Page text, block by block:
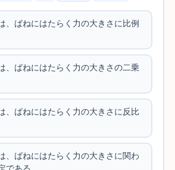
、ばねにはたらく力の大きさに比例
、ばねにはたらく力の大きさの二乗
、ばねにはたらく力の大きさに反比
、ばねにはたらく力の大きさに関わ